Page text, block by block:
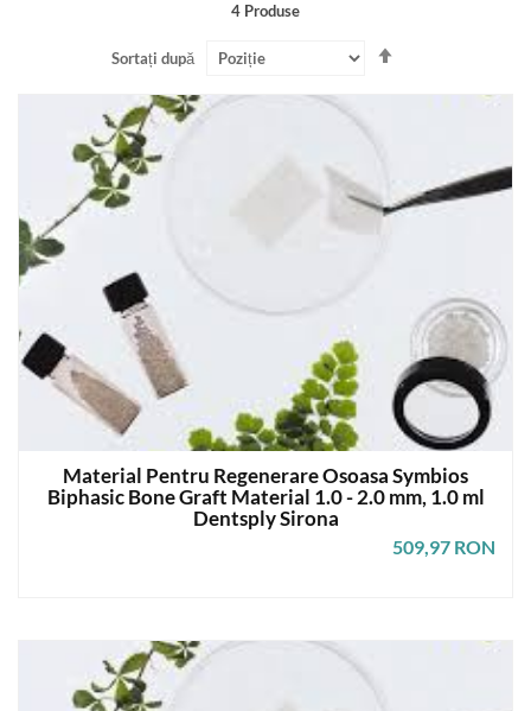
4 Produse
Sortați după
Material Pentru Regenerare Osoasa Symbios
Biphasic Bone Graft Material 1.0 - 2.0 mm, 1.0 ml
Dentsply Sirona
509,97 RON